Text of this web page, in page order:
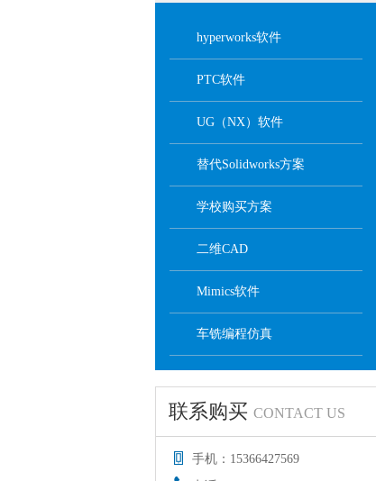
hyperworks软件
PTC软件
UG（NX）软件
替代Solidworks方案
学校购买方案
二维CAD
Mimics软件
车铣编程仿真
联系购买 CONTACT US
手机：15366427569